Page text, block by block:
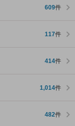
609件
117件
414件
1,014件
482件